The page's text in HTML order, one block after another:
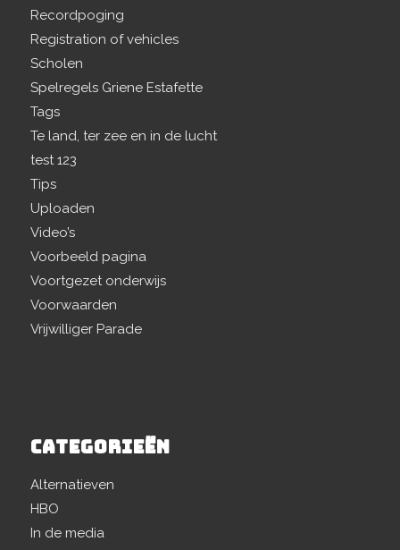
Recordpoging
Registration of vehicles
Scholen
Spelregels Griene Estafette
Tags
Te land, ter zee en in de lucht
test 123
Tips
Uploaden
Video’s
Voorbeeld pagina
Voortgezet onderwijs
Voorwaarden
Vrijwilliger Parade
CATEGORIEËN
Alternatieven
HBO
In de media